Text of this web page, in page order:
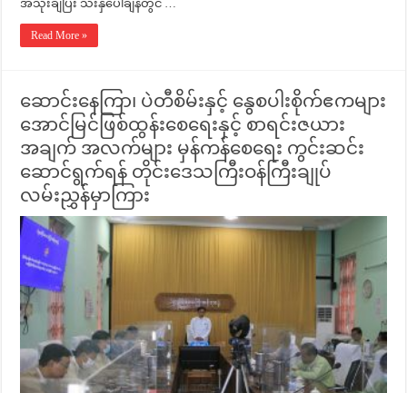
အသုံးချပြီး သီးနှံပေါ်ချိန်တွင် …
Read More »
ဆောင်းနေကြာ၊ ပဲတီစိမ်းနှင့် နွေစပါးစိုက်ဧကများ
အောင်မြင်ဖြစ်ထွန်းစေရေးနှင့် စာရင်းဇယား
အချက် အလက်များ မှန်ကန်စေရေး ကွင်းဆင်း
ဆောင်ရွက်ရန် တိုင်းဒေသကြီးဝန်ကြီးချုပ်
လမ်းညွှန်မှာကြား